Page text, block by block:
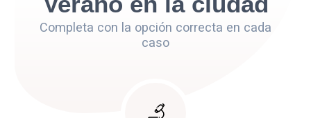
Completa con la opción correcta en cada
caso